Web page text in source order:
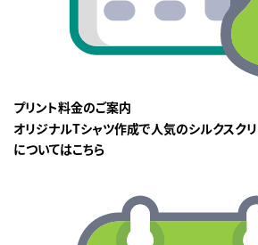
プリント料金のご案内
オリジナルTシャツ作成で人気のシルクスク
についてはこちら